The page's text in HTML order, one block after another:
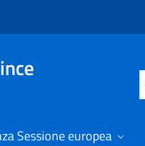
Sessione europea